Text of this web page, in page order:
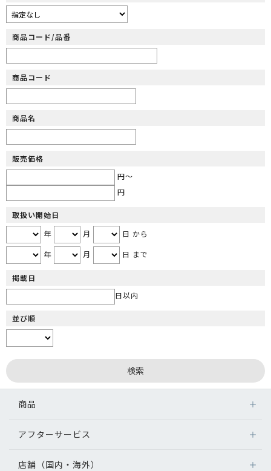
商品コード/品番
商品コード
商品名
販売価格
円～
円
取扱い開始日
年
月
日 から
年
月 日 まで
掲載日
日以内
並び順
商品
アフターサービス
店舗（国内・海外）